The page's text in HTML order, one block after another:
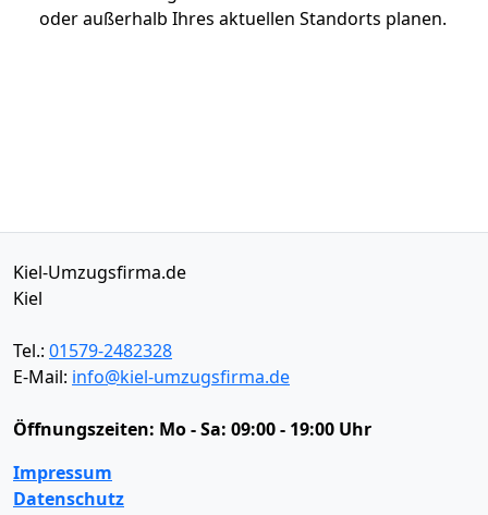
oder außerhalb Ihres aktuellen Standorts planen.
Kiel-Umzugsfirma.de
Kiel
Tel.: 01579-2482328
E-Mail: info@kiel-umzugsfirma.de
Öffnungszeiten: Mo - Sa: 09:00 - 19:00 Uhr
Impressum
Datenschutz